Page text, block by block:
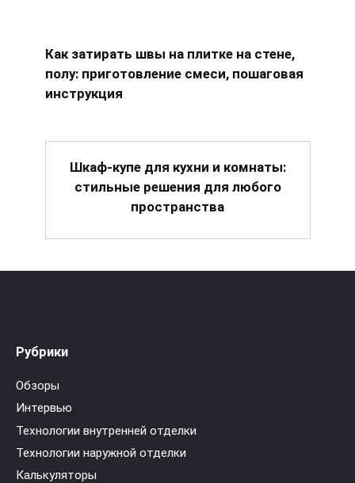
Как затирать швы на плитке на стене,
полу: приготовление смеси, пошаговая
инструкция
Шкаф-купе для кухни и комнаты:
стильные решения для любого
пространства
Рубрики
Обзоры
Интервью
Технологии внутренней отделки
Технологии наружной отделки
Калькуляторы